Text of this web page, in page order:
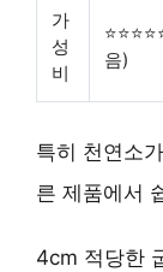
가
성
비
음)
특히 천연소
른 제품에서
4cm 적당한